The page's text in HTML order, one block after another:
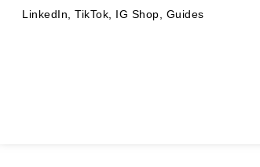
LinkedIn, TikTok, IG Shop, Guides